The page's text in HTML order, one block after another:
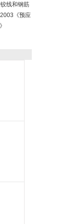
线和钢筋
《预应